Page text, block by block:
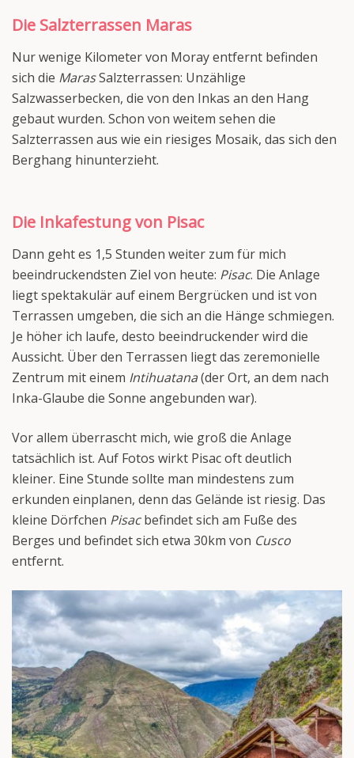
Die Salzterrassen Maras
Nur wenige Kilometer von Moray entfernt befinden
sich die MarasSalzterrassen: Unzählige
Salzwasserbecken, die von den Inkas an den Hang
gebaut wurden. Schon von weitem sehen die
Salzterrassen aus wie ein riesiges Mosaik, das sich den
Berghang hinunterzieht.
Die Inkafestung von Pisac
Dann geht es 1,5 Stunden weiter zum für mich
beeindruckendsten Ziel von heute: Pisac. Die Anlage
liegt spektakulär auf einem Bergrücken und ist von
Terrassen umgeben, die sich an die Hänge schmiegen.
Je höher ich laufe, desto beeindruckender wird die
Aussicht. Über den Terrassen liegt das zeremonielle
Zentrum mit einem Intihuatana(der Ort, an dem nach
Inka-Glaube die Sonne angebunden war).
Vor allem überrascht mich, wie groß die Anlage
tatsächlich ist. Auf Fotos wirkt Pisac oft deutlich
kleiner. Eine Stunde sollte man mindestens zum
erkunden einplanen, denn das Gelände ist riesig. Das
kleine Dörfchen Pisacbefindet sich am Fuße des
Berges und befindet sich etwa 30km von Cusco
entfernt.